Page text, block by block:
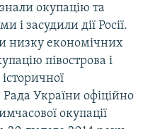
окупацію та
засудили дії Росії.
низку економічних
півострова і
України офіційно
окупації